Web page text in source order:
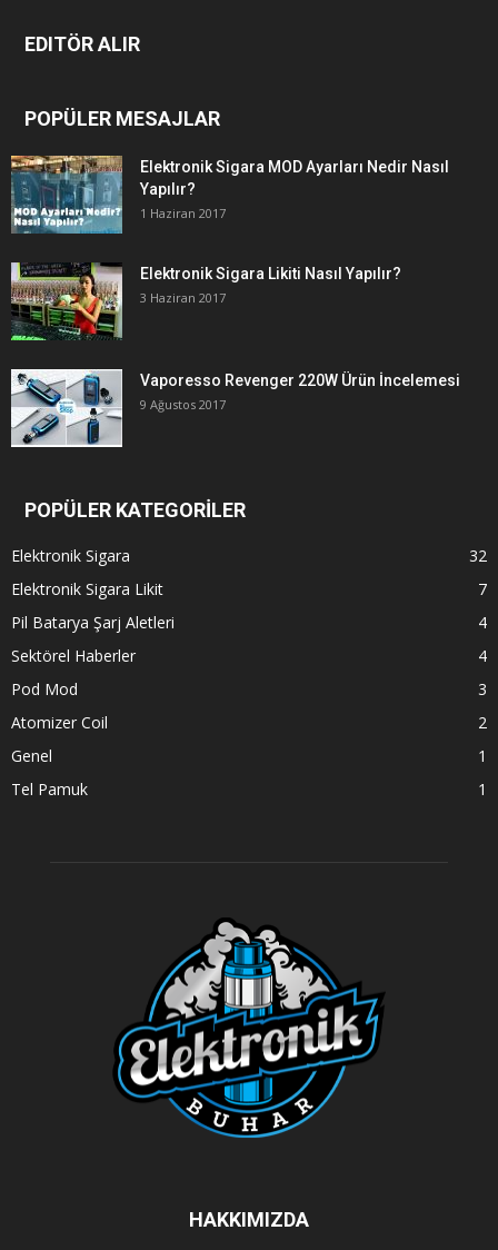
EDITÖR ALIR
POPÜLER MESAJLAR
Elektronik Sigara MOD Ayarları Nedir Nasıl
Yapılır?
1 Haziran 2017
Elektronik Sigara Likiti Nasıl Yapılır?
3 Haziran 2017
Vaporesso Revenger 220W Ürün İncelemesi
9 Ağustos 2017
POPÜLER KATEGORİLER
Elektronik Sigara
32
Elektronik Sigara Likit
7
Pil Batarya Şarj Aletleri
4
Sektörel Haberler
4
Pod Mod
3
Atomizer Coil
2
Genel
1
Tel Pamuk
1
HAKKIMIZDA